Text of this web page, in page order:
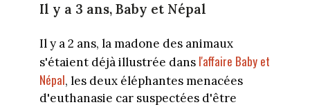
Il y a 3 ans, Baby et Népal
Il y a 2 ans, la madone des animaux
s'étaient déjà illustrée dans l'affaire Baby et
Népal, les deux éléphantes menacées
d'euthanasie car suspectées d'être